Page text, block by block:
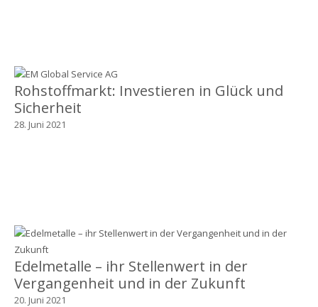
Rohstoffmarkt: Investieren in Glück und
Sicherheit
28. Juni 2021
Edelmetalle – ihr Stellenwert in der
Vergangenheit und in der Zukunft
20. Juni 2021